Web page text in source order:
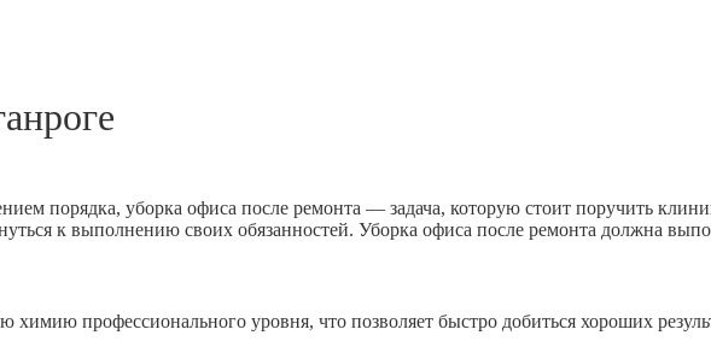
порядка, уборка офиса после ремонта — задача, которую стоит поручить
к выполнению своих обязанностей. Уборка офиса после ремонта должна
профессионального уровня, что позволяет быстро добиться хороших